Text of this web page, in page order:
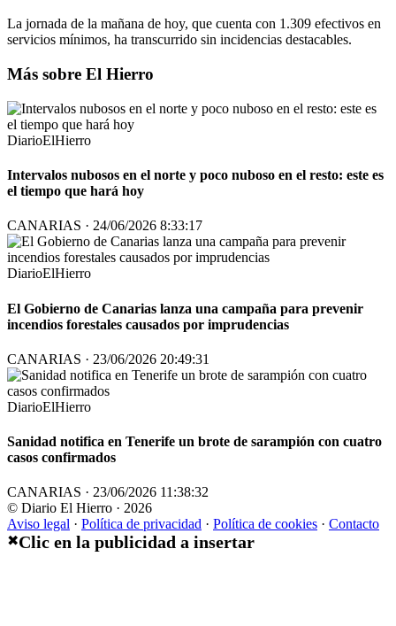
La jornada de la mañana de hoy, que cuenta con 1.309 efectivos en
servicios mínimos, ha transcurrido sin incidencias destacables.
Más sobre El Hierro
DiarioElHierro
Intervalos nubosos en el norte y poco nuboso en el resto: este es
el tiempo que hará hoy
CANARIAS · 24/06/2026 8:33:17
DiarioElHierro
El Gobierno de Canarias lanza una campaña para prevenir
incendios forestales causados por imprudencias
CANARIAS · 23/06/2026 20:49:31
DiarioElHierro
Sanidad notifica en Tenerife un brote de sarampión con cuatro
casos confirmados
CANARIAS · 23/06/2026 11:38:32
© Diario El Hierro · 2026
Aviso legal · Política de privacidad · Política de cookies · Contacto
✖Clic en la publicidad a insertar